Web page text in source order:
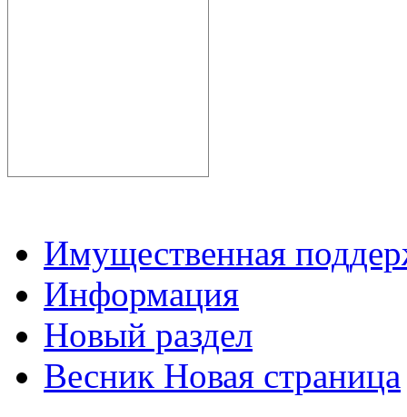
Имущественная
Информация
Новый раздел
Весник Новая страница